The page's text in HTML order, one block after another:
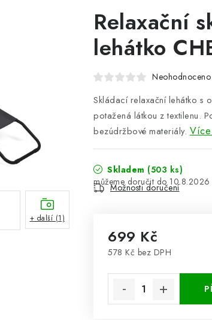
Relaxační
lehátko
Neohodnoceno
Skládací relaxační lehátko s
potažená látkou z textilenu.
bezúdržbové materiály.
Skladem (503 ks)
10.8.2026
Možnosti doručení
699 Kč
578 Kč bez DPH
+ další (1)